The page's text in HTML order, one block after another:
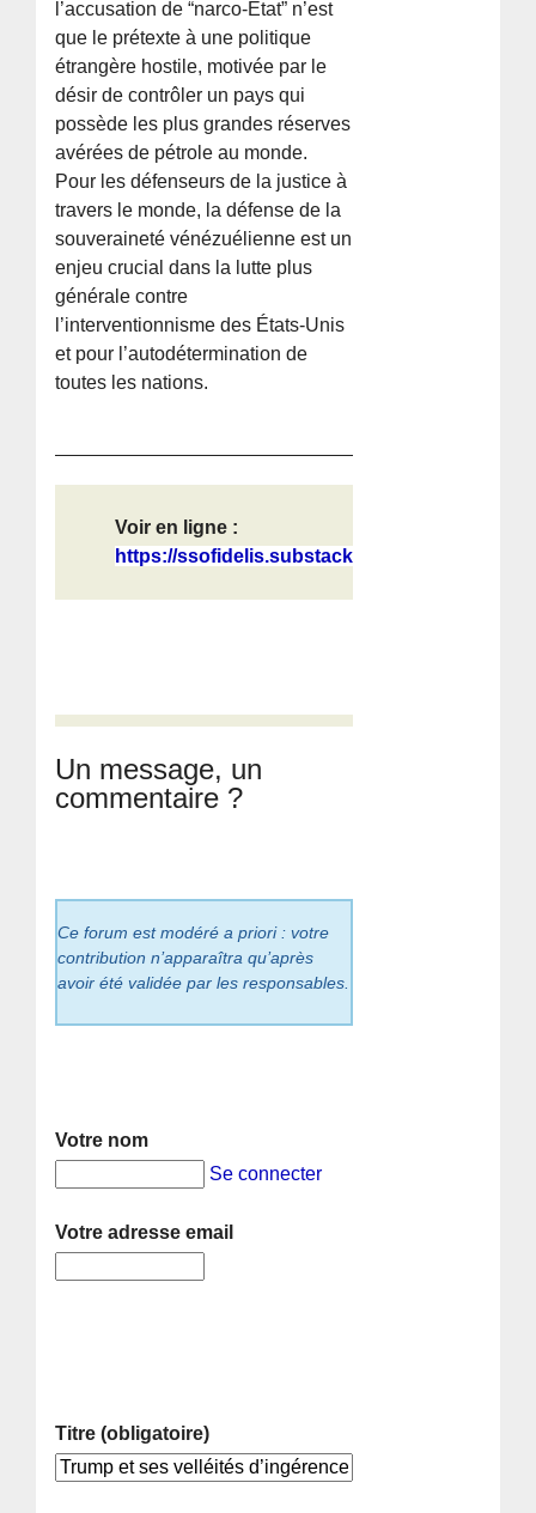
l’accusation de “narco-État” n’est
que le prétexte à une politique
étrangère hostile, motivée par le
désir de contrôler un pays qui
possède les plus grandes réserves
avérées de pétrole au monde.
Pour les défenseurs de la justice à
travers le monde, la défense de la
souveraineté vénézuélienne est un
enjeu crucial dans la lutte plus
générale contre
l’interventionnisme des États-Unis
et pour l’autodétermination de
toutes les nations.
Voir en ligne :
https://ssofidelis.substack.com/p/t...
Un message, un
commentaire ?
Ce forum est modéré a priori : votre
contribution n’apparaîtra qu’après
avoir été validée par les responsables.
Votre nom
Se connecter
Votre adresse email
Titre (obligatoire)